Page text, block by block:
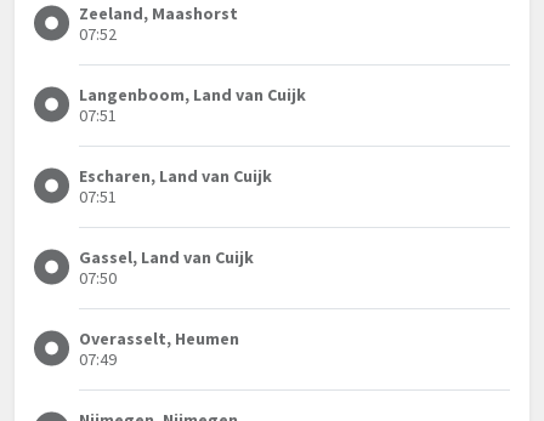
Zeeland, Maashorst
07:52
Langenboom, Land van Cuijk
07:51
Escharen, Land van Cuijk
07:51
Gassel, Land van Cuijk
07:50
Overasselt, Heumen
07:49